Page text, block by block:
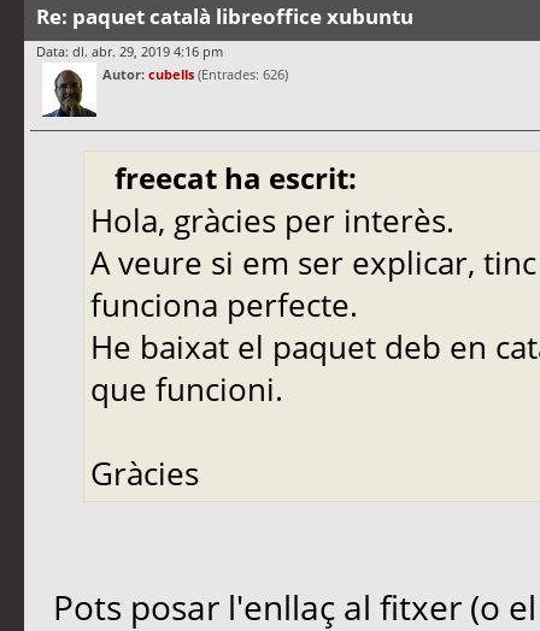
Re: paquet català libreoffice xubuntu
Data: dl. abr. 29, 2019 4:16 pm
Autor: cubells (Entrades: 626)
freecat ha escrit:
Hola, gràcies per interès.
A veure si em ser explicar,
funciona perfecte.
He baixat el paquet deb en
que funcioni.
Gràcies
Pots posar l'enllaç al fitxer (o